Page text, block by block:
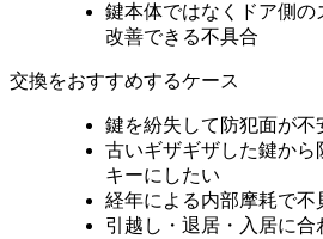
鍵本体ではなくドア側
改善できる不具合
交換をおすすめするケース
鍵を紛失して防犯面が不
古いギザギザした鍵か
キーにしたい
経年による内部摩耗で不
引越し・退居・入居に合